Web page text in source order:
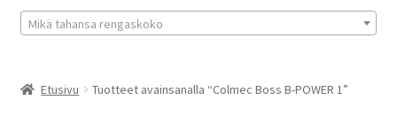
0 tuotetta tarjouspyynnössä
Mikä tahansa rengaskoko
Etusivu Tuotteet avainsanalla “Colmec Boss B-POWER 1”